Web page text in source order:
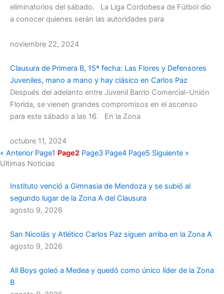
eliminatorios del sábado. La Liga Cordobesa de Fútbol dio
a conocer quienes serán las autoridades para
noviembre 22, 2024
Clausura de Primera B, 15ª fecha: Las Flores y Defensores
Juveniles, mano a mano y hay clásico en Carlos Paz
Después del adelanto entre Juvenil Barrio Comercial-Unión
Florida, se vienen grandes compromisos en el ascenso
para este sábado a las 16. En la Zona
octubre 11, 2024
« Anterior Page1 Page2 Page3 Page4 Page5 Siguiente »
Ultimas Noticias
Instituto venció a Gimnasia de Mendoza y se subió al
segundo lugar de la Zona A del Clausura
agosto 9, 2026
San Nicolás y Atlético Carlos Paz siguen arriba en la Zona A
agosto 9, 2026
All Boys goleó a Medea y quedó como único líder de la Zona
B